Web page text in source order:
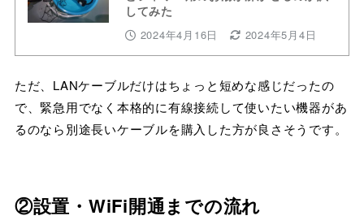
してみた
2024年4月16日 2024年5月4日
ただ、LANケーブルだけはちょっと短めな感じだったの
で、緊急用でなく本格的に有線接続して使いたい機器があ
るのなら別途長いケーブルを購入した方が良さそうです。
②設置・WiFi開通までの流れ